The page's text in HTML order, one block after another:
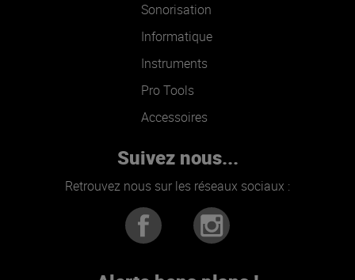
Sonorisation
Informatique
Instruments
Pro Tools
Accessoires
Suivez nous...
Retrouvez nous sur les réseaux sociaux :